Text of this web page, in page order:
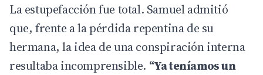
La estupefacción fue total. Samuel admitió
que, frente a la pérdida repentina de su
hermana, la idea de una conspiración interna
resultaba incomprensible. “Ya teníamos un